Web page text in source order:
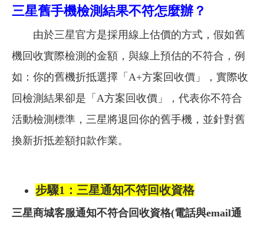
三星舊手機檢測結果不符怎麼辦？
由於三星官方是採用線上估價的方式，假如舊
機回收實際檢測的金額，與線上預估的不符合，例
如：你的舊機折抵選擇「A+方案回收價」，實際收
回檢測結果卻是「A方案回收價」，代表你不符合
活動檢測標準，三星將退回你的舊手機，並針對舊
換新折抵差額扣款作業。
步驟1：三星通知不符回收資格
三星商城客服通知不符合回收資格(電話與email通